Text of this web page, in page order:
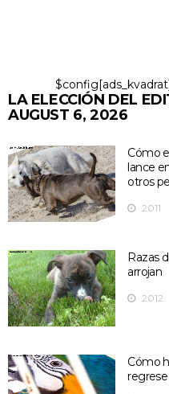
LA ELECCIÓN DEL
AUGUST 6, 2026
Cómo
lance
otros
2011
Razas
arrojan
2012
Cómo